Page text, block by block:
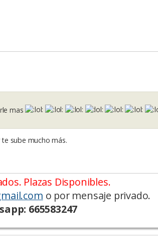
mas
sube mucho más.
Plazas Disponibles.
o por mensaje privado.
665583247